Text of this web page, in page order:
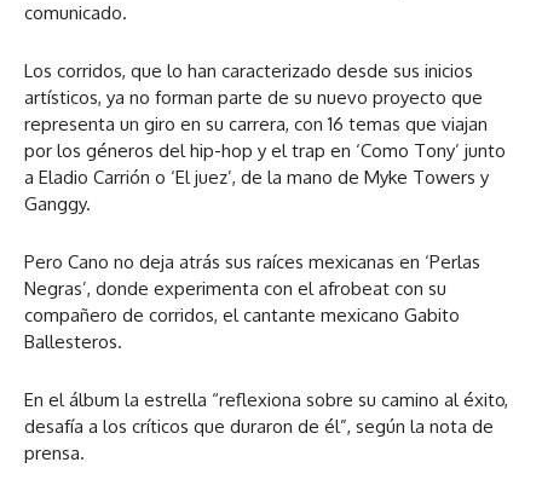
comunicado.
Los corridos, que lo han caracterizado desde sus inicios
artísticos, ya no forman parte de su nuevo proyecto que
representa un giro en su carrera, con 16 temas que viajan
por los géneros del hip-hop y el trap en ‘Como Tony’ junto
a Eladio Carrión o ‘El juez’, de la mano de Myke Towers y
Ganggy.
Pero Cano no deja atrás sus raíces mexicanas en ‘Perlas
Negras’, donde experimenta con el afrobeat con su
compañero de corridos, el cantante mexicano Gabito
Ballesteros.
En el álbum la estrella “reflexiona sobre su camino al éxito,
desafía a los críticos que duraron de él”, según la nota de
prensa.